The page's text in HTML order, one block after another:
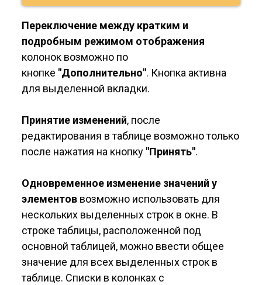
Переключение между кратким и
подробным режимом отображения
колонок возможно по
кнопке "Дополнительно". Кнопка активна
для выделенной вкладки.
Принятие изменений, после
редактирования в таблице возможно только
после нажатия на кнопку "Принять".
Одновременное изменение значений у
элементов возможно использовать для
нескольких выделенных строк в окне. В
строке таблицы, расположенной под
основной таблицей, можно ввести общее
значение для всех выделенных строк в
таблице. Списки в колонках с